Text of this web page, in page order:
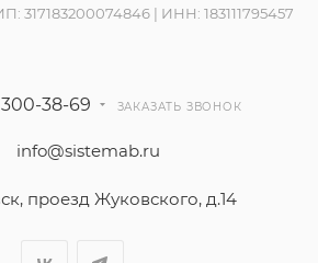
317183200074846 | ИНН: 183111795457
38-69 ЗАКАЗАТЬ ЗВОНОК
info@sistemab.ru
проезд Жуковского, д.14